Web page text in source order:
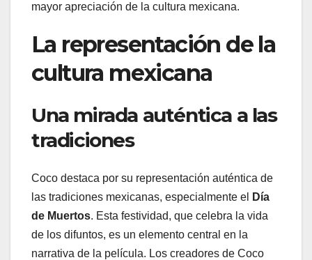
mayor apreciación de la cultura mexicana.
La representación de la
cultura mexicana
Una mirada auténtica a las
tradiciones
Coco destaca por su representación auténtica de
las tradiciones mexicanas, especialmente el
Día
de Muertos. Esta festividad, que celebra la vida
de los difuntos, es un elemento central en la
narrativa de la película. Los creadores de Coco